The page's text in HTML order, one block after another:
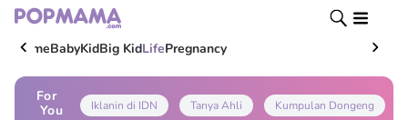
HomeBabyKidBig KidLifePregnancy
For
You
Iklanin di IDN Tanya Ahli Kumpulan Dongeng